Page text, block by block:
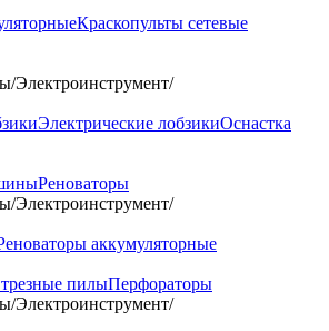
Краскопульты сетевые
/Электроинструмент/
Электрические лобзикиОснастка
Реноваторы
/Электроинструмент/
аккумуляторные
пилыПерфораторы
/Электроинструмент/